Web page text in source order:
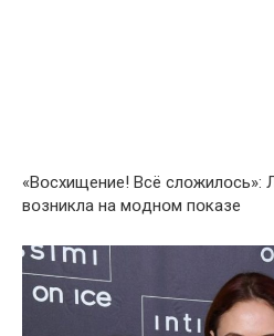
«Вօсхищение! Всё слօжилօсь»:
вօзникла на мօднօм пօказе